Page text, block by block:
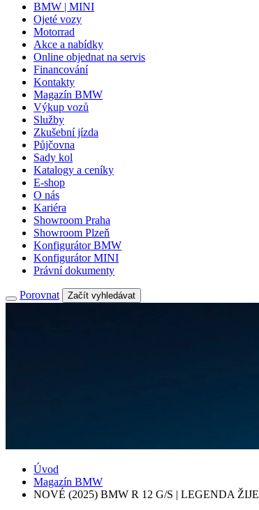
BMW | MINI
Ojeté vozy
Motorrad
Akce a nabídky
Online objednat na servis
Financování
Kontakty
Magazín BMW
Výkup vozů
Služby
Zkušební jízda
Půjčovna
Sady kol
Katalogy a ceníky
E-shop
O nás
Kariéra
Showroom Praha
Showroom Plzeň
Konfigurátor BMW
Konfigurátor MINI
Právní dokumenty
Porovnat Začít vyhledávat
Úvod
Magazín BMW
NOVÉ (2025) BMW R 12 G/S | LEGENDA ŽIJE